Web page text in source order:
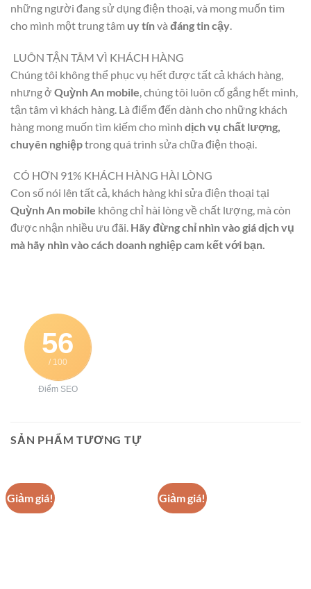
những người đang sử dụng điện thoại, và mong muốn tìm
cho mình một trung tâm uy tínvà đáng tin cậy.
LUÔN TẬN TÂM VÌ KHÁCH HÀNG
Chúng tôi không thể phục vụ hết được tất cả khách hàng,
nhưng ở Quỳnh An mobile , chúng tôi luôn cố gắng hết mình,
tận tâm vì khách hàng. Là điểm đến dành cho những khách
hàng mong muốn tìm kiếm cho mình dịch vụ chất lượng,
chuyên nghiệptrong quá trình sửa chữa điện thoại.
CÓ HƠN 91% KHÁCH HÀNG HÀI LÒNG
Con số nói lên tất cả, khách hàng khi sửa điện thoại tại
Quỳnh An mobile không chỉ hài lòng về chất lượng, mà còn
được nhận nhiều ưu đãi. Hãy đừng chỉ nhìn vào giá dịch vụ
mà hãy nhìn vào cách doanh nghiệp cam kết với bạn.
56
/ 100
Điểm SEO
SẢN PHẨM TƯƠNG TỰ
Giảm giá! Giảm giá!